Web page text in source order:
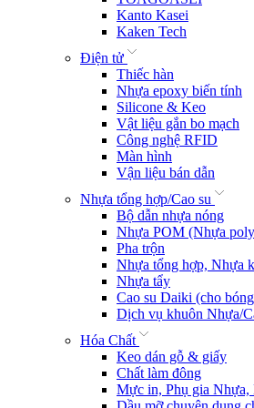
Kanto Kasei
Kaken Tech
Điện tử
Thiếc hàn
Nhựa epoxy biến tính
Silicone & Keo
Vật liệu gắn bo mạch
Công nghệ RFID
Màn hình
Vận liệu bán dẫn
Nhựa tổng hợp/Cao su
Bộ dẫn nhựa nóng
Nhựa POM (Nhựa
Pha trộn
Nhựa tổng hợp, Nhựa
Nhựa tẩy
Cao su Daiki (cho
Dịch vụ khuôn Nhựa/
Hóa Chất
Keo dán gỗ & giấy
Chất làm đông
Mực in, Phụ gia Nhựa,